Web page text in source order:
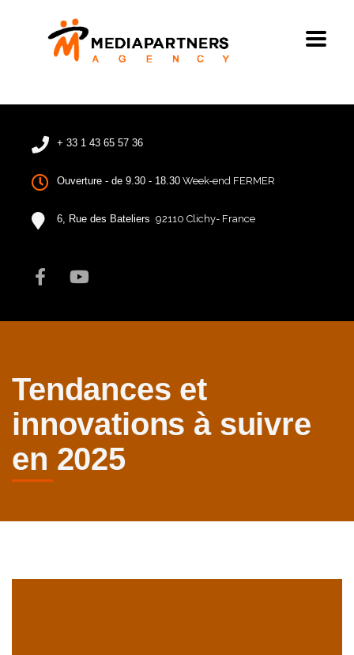
+ 33 1 43 65 57 36
Ouverture - de 9.30 - 18.30 Week-end FERMER
6, Rue des Bateliers 92110 Clichy- France
Tendances et
innovations à suivre
en 2025